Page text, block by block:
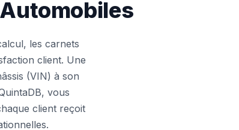
les carnets
client. Une
(VIN) à son
vous
client reçoit